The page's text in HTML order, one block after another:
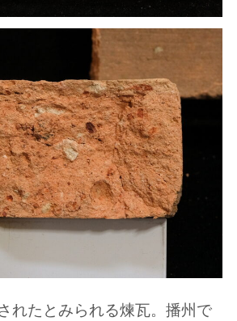
れたとみられる煉瓦。播州で